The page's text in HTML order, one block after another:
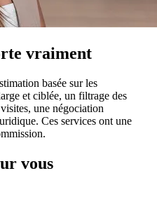
vraiment
basée sur les
et ciblée, un filtrage des
une négociation
Ces services ont une
vous